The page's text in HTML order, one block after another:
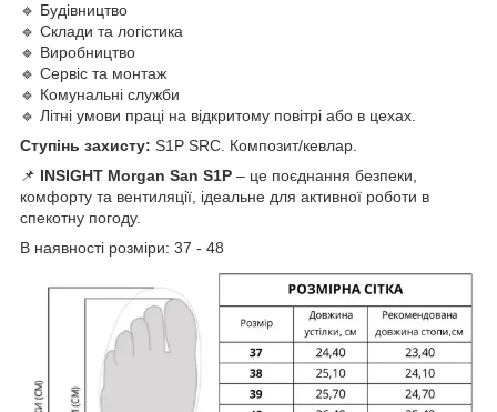
🔹 Будівництво
🔹 Склади та логістика
🔹 Виробництво
🔹 Сервіс та монтаж
🔹 Комунальні служби
🔹 Літні умови праці на відкритому повітрі або в цехах.
Ступінь захисту: S1P SRC. Композит/кевлар.
📌 INSIGHT Morgan San S1P – це поєднання безпеки,
комфорту та вентиляції, ідеальне для активної роботи в
спекотну погоду.
В наявності розміри: 37 - 48